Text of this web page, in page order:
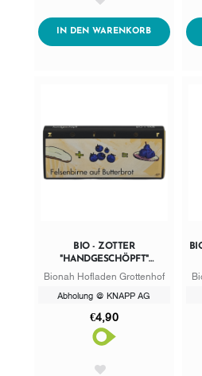
IN DEN WARENKORBADDTOCART
BIO - ZOTTER
"HANDGESCHÖPFT"
FELSENBIRNE AUF
Bionah Hofladen Grottenhof
Abholung @ KNAPP AG
€4,90